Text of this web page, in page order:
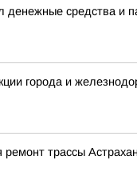
денежные средства и
города и
ремонт трассы